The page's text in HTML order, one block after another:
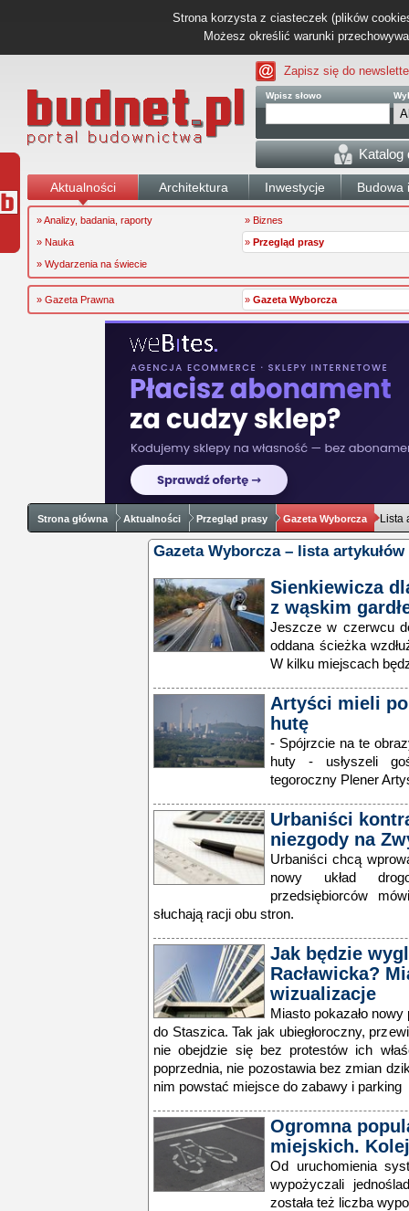
Strona korzysta z ciasteczek (plików
Możesz określić warunki
Zapisz się do
Wpisz słowo
Katalog
Aktualności Architektura Inwestycje Budowa
» Analizy, badania, raporty
» Biznes
» Nauka
» Przegląd prasy
» Wydarzenia na świecie
» Gazeta Prawna » Gazeta Wyborcza
Strona główna Aktualności Przegląd prasy Gazeta Wyborcza Lista
Gazeta Wyborcza – lista artykułów
Sienkiewicza
z wąskim
Jeszcze w czerwcu
oddana ścieżka
W kilku miejscach
Artyści mieli
hutę
- Spójrzcie na te
huty - usłyszeli
tegoroczny Plener
Urbaniści
niezgody na
Urbaniści chcą
nowy układ
przedsiębiorców
słuchają racji obu stron.
Jak będzie
Racławicka?
wizualizacje
Miasto pokazało nowy
do Staszica. Tak jak ubiegłoroczny,
nie obejdzie się bez protestów ich
poprzednia, nie pozostawia bez zmian
nim powstać miejsce do zabawy i parking
Ogromna
miejskich.
Od uruchomienia
wypożyczali
została też liczba